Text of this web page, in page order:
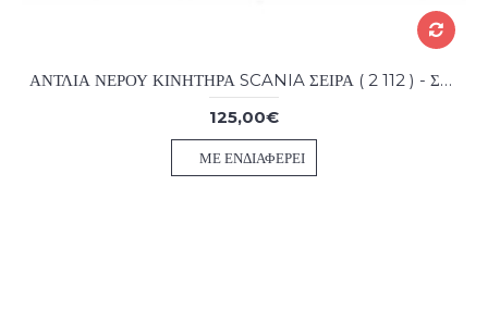
ΑΝΤΛΙΑ ΝΕΡΟΥ ΚΙΝΗΤΗΡΑ SCANIA ΣΕΙΡΑ ( 2 112 ) - ΣΕΙΡΑ ( 3 113 )
125,00€
ΜΕ ΕΝΔΙΑΦΈΡΕΙ